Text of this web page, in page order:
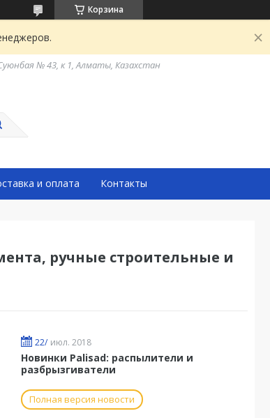
Корзина
№ 43, к 1, Алматы, Казахстан
и оплата Контакты
ручные строительные и
22/ июл. 2018
Новинки Palisad: распылители и
разбрызгиватели
Полная версия новости